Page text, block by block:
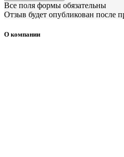
Все поля формы обязательны
Отзыв будет опубликован после
О компании